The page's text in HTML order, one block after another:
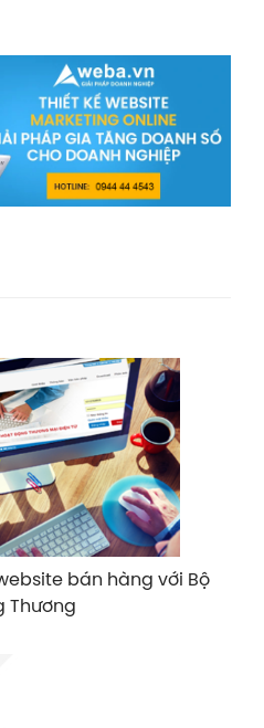
bán hàng với Bộ
Thương